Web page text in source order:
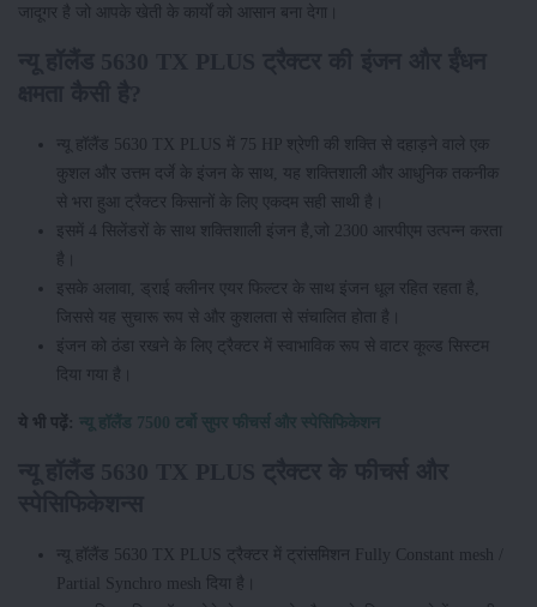
जादूगर है जो आपके खेती के कार्यों को आसान बना देगा।
न्यू हॉलैंड 5630 TX PLUS में 75 HP श्रेणी की शक्ति से दहाड़ने वाले एक
कुशल और उत्तम दर्जे के इंजन के साथ, यह शक्तिशाली और आधुनिक तकनीक
से भरा हुआ ट्रैक्टर किसानों के लिए एकदम सही साथी है।
इसमें 4 सिलेंडरों के साथ शक्तिशाली इंजन है,जो 2300 आरपीएम उत्पन्न करता
है।
इसके अलावा, ड्राई क्लीनर एयर फिल्टर के साथ इंजन धूल रहित रहता है,
जिससे यह सुचारू रूप से और कुशलता से संचालित होता है।
इंजन को ठंडा रखने के लिए ट्रैक्टर में स्वाभाविक रूप से वाटर कूल्ड सिस्टम
दिया गया है।
ये भी पढ़ें: न्यू हॉलैंड 7500 टर्बो सुपर फीचर्स और स्पेसिफिकेशन
न्यू हॉलैंड 5630 TX PLUS ट्रैक्टर में ट्रांसमिशन Fully Constant mesh /
Partial Synchro mesh दिया है।